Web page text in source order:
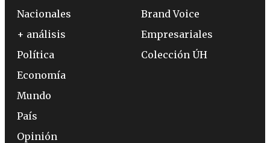
Nacionales
+ análisis
Política
Economía
Mundo
País
Opinión
Brand Voice
Empresariales
Colección ÚH